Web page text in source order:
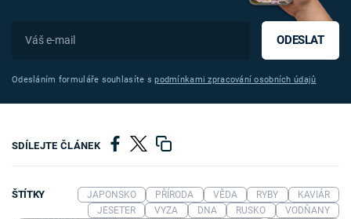
ODESLAT
Odesláním formuláře souhlasíte spodmínkami zpracování osobních údajů
SDÍLEJTE ČLÁNEK
ŠTÍTKY JAPONSKO PŘÍRODA VĚDA RYBY
KAVIÁR
JESETER
VYZA DNA RUSKO
VODŇANY